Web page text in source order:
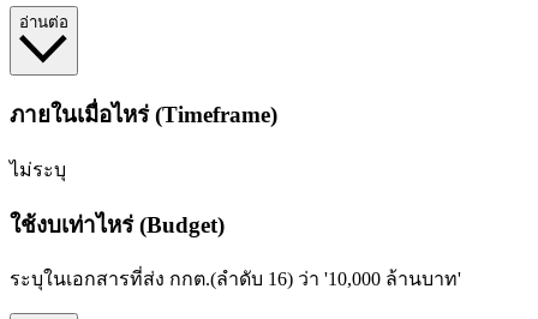
อ่านต่อ
ภายในเมื่อไหร่ (Timeframe)
ไม่ระบุ
ใช้งบเท่าไหร่ (Budget)
ระบุในเอกสารที่ส่ง กกต.(ลำดับ 16) ว่า '10,000 ล้านบาท'